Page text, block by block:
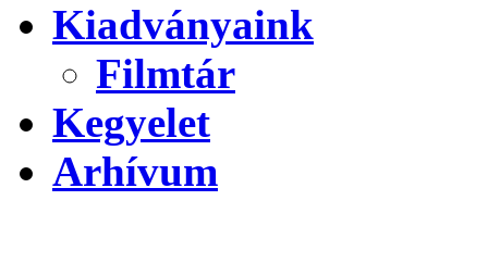
Kiadványaink
Filmtár
Kegyelet
Arhívum